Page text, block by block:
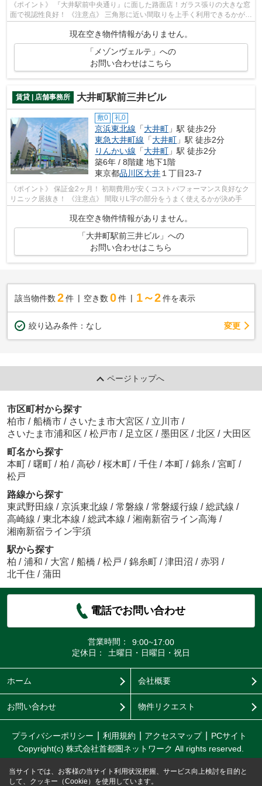
《ポイント》 『大井駅前中央通り』に面した路面店！ガラス張りの大きな窓
面で視認性良好！ 《注意点》 三角形に近い間取りを上手く利用できるかが決
現在空き物件情報がありません。
「メゾンヴェルテ」への
お問い合わせはこちら
賃貸 | 店舗事務所 大井町駅前三井ビル
敷0 礼0
京浜東北線 「大井町 」駅 徒歩2分
東急大井町線 「大井町 」駅 徒歩2分
りんかい線 「大井町 」駅 徒歩2分
築6年 / 8階建 地下1階
東京都品川区大井 １丁目23-7
《ポイント》 保証金2ヶ月！ 初期費用が安くコストパフォーマンス良好なク
リニック居抜き！ 《注意点》 間取りL字の部分をうまく使えるかが決め手
現在空き物件情報がありません。
「大井町駅前三井ビル」への
お問い合わせはこちら
該当物件数 2件 空き数 0 件 1～2 件を表示
絞り込み条件： なし 変更
ページトップへ
市区町村から探す
柏市 / 船橋市 / さいたま市大宮区 / 立川市 /
さいたま市浦和区 / 松戸市 / 足立区 / 墨田区 / 北区 / 大田区
町名から探す
本町 / 曙町 / 柏 / 高砂 / 桜木町 / 千住 / 本町 / 錦糸 / 宮町 /
松戸
路線から探す
東武野田線 / 京浜東北線 / 常磐線 / 常磐緩行線 / 総武線 /
高崎線 / 東北本線 / 総武本線 / 湘南新宿ライン高海 /
湘南新宿ライン宇須
駅から探す
柏 / 浦和 / 大宮 / 船橋 / 松戸 / 錦糸町 / 津田沼 / 赤羽 /
北千住 / 蒲田
電話でお問い合わせ
営業時間：
9:00~17:00
定休日：
土曜日・日曜日・祝日
ホーム 会社概要
お問い合わせ 物件リクエスト
プライバシーポリシー 利用規約 アクセスマップ
PCサイト
Copyright(c) 株式会社首都圏ネットワーク All rights reserved.
当サイトでは、お客様の当サイト利用状況把握、サービス向上検討を目的と
して、クッキー（Cookie）を使用しています。